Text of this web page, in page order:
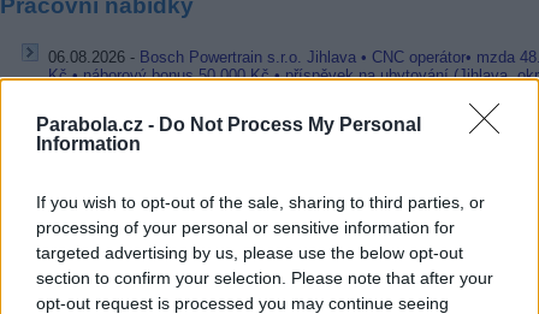
Parabola.cz - Do Not Process My Personal
Information
If you wish to opt-out of the sale, sharing to third parties, or
processing of your personal or sensitive information for
targeted advertising by us, please use the below opt-out
section to confirm your selection. Please note that after your
opt-out request is processed you may continue seeing
Pracovní nabídky
06.08.2026 - Bosch Powertrain s.r.o. Jihlava • CNC operátor• mzda
Kč • náborový bonus 50.000 Kč • příspěvek na ubytování (Jihlava,
06.08.2026 -Bosch Powertrain s.r.o. • montážní dělník • mzda 44.700
týdenní zálohy na mzdu 2.000 Kč (Jihlava, okres Jihlava)
06.08.2026 - Bosch Powertrain s.r.o. Jihlava • střídač • mzda 48.400
příspěvek na ubytování (Jihlava, okres Jihlava)
06.08.2026 -
Bosch Powertrain s.r.o. • seřizování strojů • mzda
náborový bonus 100.000 Kč • ubytování (Jihlava, okres Jihlava)
... další nabídky zaměstnání